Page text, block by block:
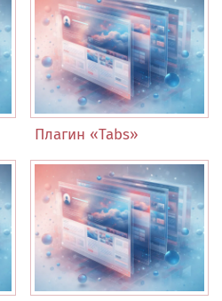
Плагин «Tabs»